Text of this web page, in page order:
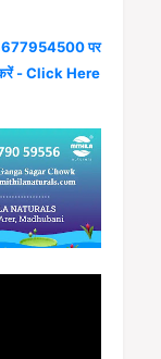
8677954500 पर
करें - Click Here